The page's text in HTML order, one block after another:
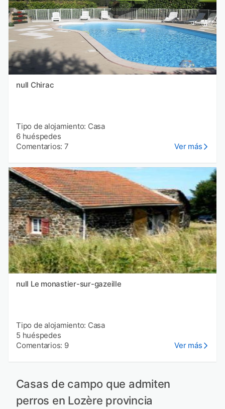
null Chirac
Tipo de alojamiento: Casa
6 huéspedes
Comentarios: 7
Ver más
null Le monastier-sur-gazeille
Tipo de alojamiento: Casa
5 huéspedes
Comentarios: 9
Ver más
Casas de campo que admiten
perros en Lozère provincia